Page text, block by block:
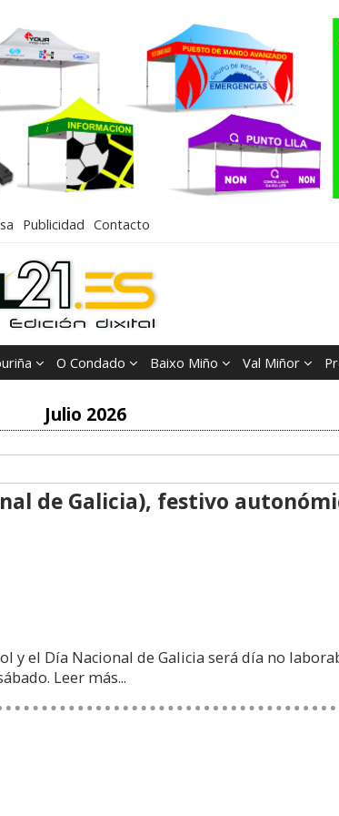
Publicidad Contacto
O Condado Baixo Miño Val Miñor
Julio 2026
de Galicia), festivo
y el Día Nacional de Galicia será día no
Leer más...